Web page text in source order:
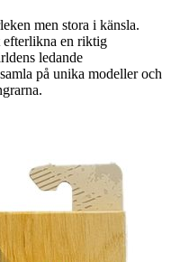
men stora i känsla.
efterlikna en riktig
ledande
på unika modeller och